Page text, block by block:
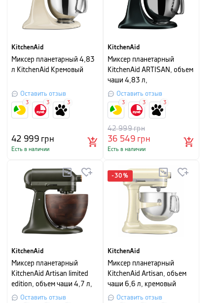
KitchenAid
Миксер планетарный 4,83
л KitchenAid Кремовый
Оставить отзыв
42 999грн
Есть в наличии
3 3 3
KitchenAid
Миксер планетарный
KitchenAid ARTISAN, объем
чаши 4,83 л,
можжевельник
Оставить отзыв
36 549грн
42 999грн
Есть в наличии
3 3 3
KitchenAid
Миксер планетарный
KitchenAid Artisan limited
edition, объем чаши 4,7 л,
вечнозеленый
Оставить отзыв
-30 %
KitchenAid
Миксер планетарный
KitchenAid Artisan, объем
чаши 6,6 л, кремовый
Оставить отзыв